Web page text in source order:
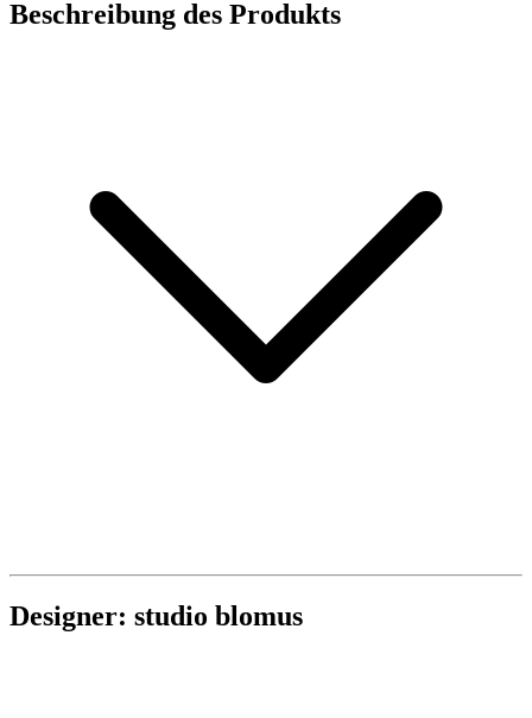
Beschreibung des Produkts
Designer: studio blomus